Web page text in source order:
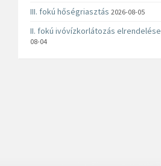
III. fokú hőségriasztás 2026-08-05
II. fokú ivóvízkorlátozás elrendelése
08-04